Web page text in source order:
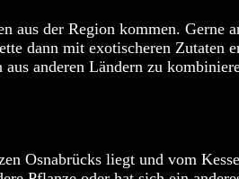
aus der Region kommen. Gerne
dann mit exotischeren Zutaten
anderen Ländern zu
Osnabrücks liegt und vom